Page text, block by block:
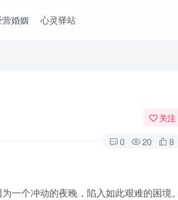
营婚姻 心灵驿站
关注
0 20 8
一个冲动的夜晚，陷入如此艰难的困境